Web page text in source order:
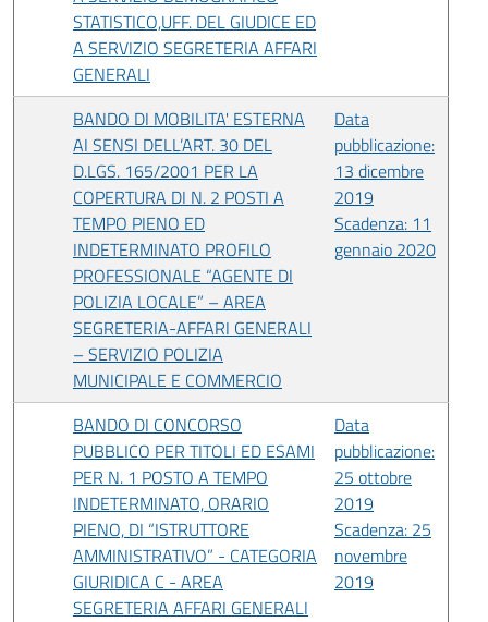
STATISTICO,UFF. DEL GIUDICE ED
A SERVIZIO SEGRETERIA AFFARI
GENERALI
BANDO DI MOBILITA' ESTERNA
AI SENSI DELL’ART. 30 DEL
D.LGS. 165/2001 PER LA
COPERTURA DI N. 2 POSTI A
TEMPO PIENO ED
INDETERMINATO PROFILO
PROFESSIONALE “AGENTE DI
POLIZIA LOCALE” – AREA
SEGRETERIA-AFFARI GENERALI
– SERVIZIO POLIZIA
MUNICIPALE E COMMERCIO
Data
pubblicazione:
13 dicembre
2019
Scadenza: 11
gennaio 2020
BANDO DI CONCORSO
PUBBLICO PER TITOLI ED ESAMI
PER N. 1 POSTO A TEMPO
INDETERMINATO, ORARIO
PIENO, DI “ISTRUTTORE
AMMINISTRATIVO” - CATEGORIA
GIURIDICA C - AREA
SEGRETERIA AFFARI GENERALI
Data
pubblicazione:
25 ottobre
2019
Scadenza: 25
novembre
2019